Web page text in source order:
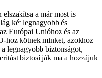
elszakítsa a már most is
két legnagyobb és
Európai Unióhoz és az
hoz kötnek minket, azokhoz
legnagyobb biztonságot,
biztosítják ma a hozzájuk